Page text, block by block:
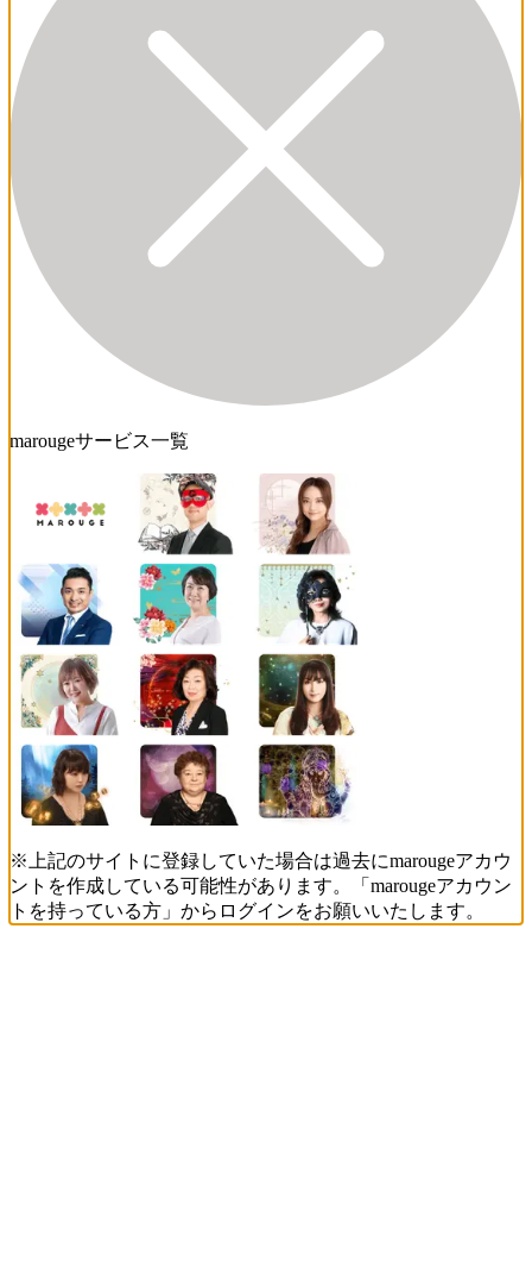
marougeサービス一覧
※上記のサイトに登録していた場合は過去にmarougeアカウ
ントを作成している可能性があります。「marougeアカウン
トを持っている方」からログインをお願いいたします。